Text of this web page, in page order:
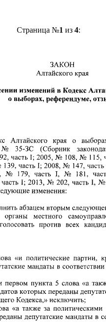
Страница №1 из 4: